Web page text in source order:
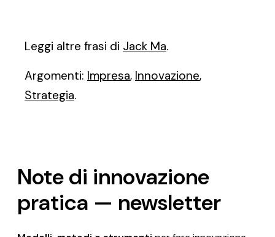
Leggi altre frasi di Jack Ma.
Argomenti: Impresa, Innovazione,
Strategia.
Note di innovazione
pratica — newsletter